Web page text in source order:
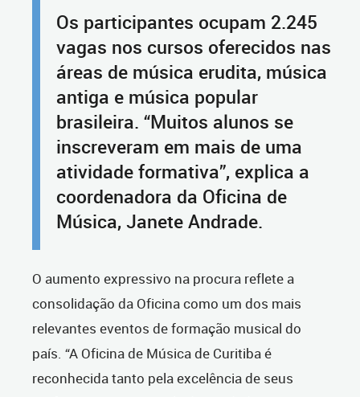
Os participantes ocupam 2.245
vagas nos cursos oferecidos nas
áreas de música erudita, música
antiga e música popular
brasileira. “Muitos alunos se
inscreveram em mais de uma
atividade formativa”, explica a
coordenadora da Oficina de
Música, Janete Andrade.
O aumento expressivo na procura reflete a
consolidação da Oficina como um dos mais
relevantes eventos de formação musical do
país. “A Oficina de Música de Curitiba é
reconhecida tanto pela excelência de seus